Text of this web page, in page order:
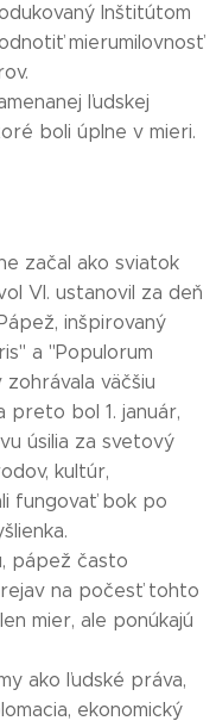
Inštitútom
mierumilovnosť
ľudskej
boli úplne v mieri.
začal ako sviatok
VI. ustanovil za deň
inšpirovaný
a "Populorum
väčšiu
preto bol 1. január,
úsilia za svetový
kultúr,
fungovať bok po
pápež často
na počesť tohto
mier, ale ponúkajú
ako ľudské práva,
ekonomický